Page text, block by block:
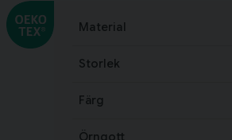
Material
Storlek
Färg
Örngott